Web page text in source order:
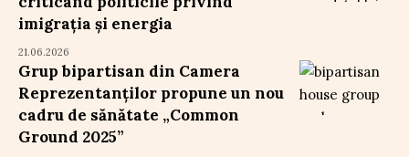
imigrația și energia
21.06.2026
Grup bipartisan din Camera
Reprezentanților propune un nou
cadru de sănătate „Common
Ground 2025”